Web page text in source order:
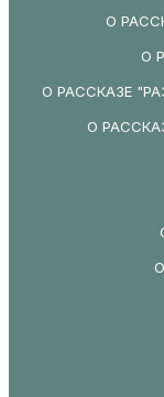
О
О
О РАССКАЗЕ
О